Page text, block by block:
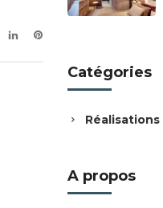
Catégories
Réalisations
A propos